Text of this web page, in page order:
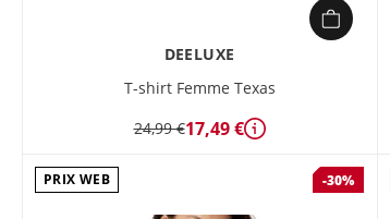
DEELUXE
T-shirt Femme Texas
24,99 €17,49 € Détails
PRIX WEB -30%